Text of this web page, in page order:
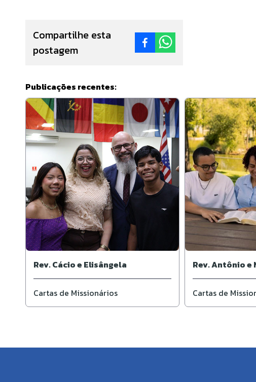
Compartilhe esta
postagem
Publicações recentes:
Rev. Cácio e Elisângela
Cartas de Missionários
Rev. Antônio e
Cartas de